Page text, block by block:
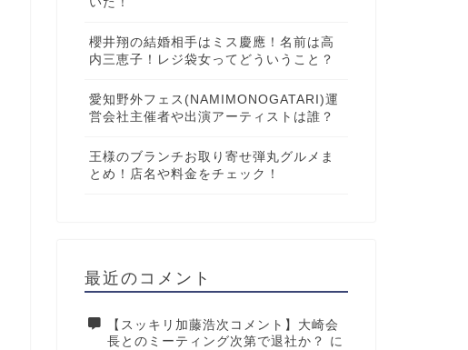
櫻井翔の結婚相手はミス慶應！名前は高
内三恵子！レジ袋女ってどういうこと？
愛知野外フェス(NAMIMONOGATARI)運
営会社主催者や出演アーティストは誰？
王様のブランチお取り寄せ弾丸グルメま
とめ！店名や料金をチェック！
最近のコメント
【スッキリ加藤浩次コメント】大崎会
長とのミーティング次第で退社か？
に